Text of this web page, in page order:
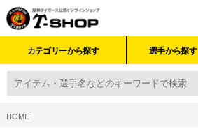
カテゴリーから探す 選手から探す
HOME